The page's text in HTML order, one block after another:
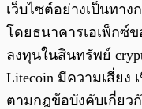
เว็บไซต์อย่างเป็นทาง
โดยธนาคารเอเพ็กซ์
ลงทุนในสินทรัพย์
Litecoin มีความเสี่ยง
ตามกฎข้อบังคับเกี่ยว